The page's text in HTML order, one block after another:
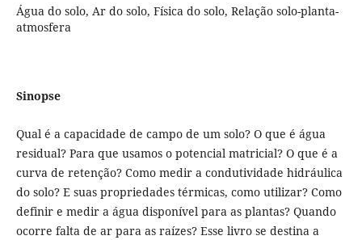
Água do solo, Ar do solo, Física do solo, Relação solo-planta-
atmosfera
Sinopse
Qual é a capacidade de campo de um solo? O que é água
residual? Para que usamos o potencial matricial? O que é a
curva de retenção? Como medir a condutividade hidráulica
do solo? E suas propriedades térmicas, como utilizar? Como
definir e medir a água disponível para as plantas? Quando
ocorre falta de ar para as raízes? Esse livro se destina a